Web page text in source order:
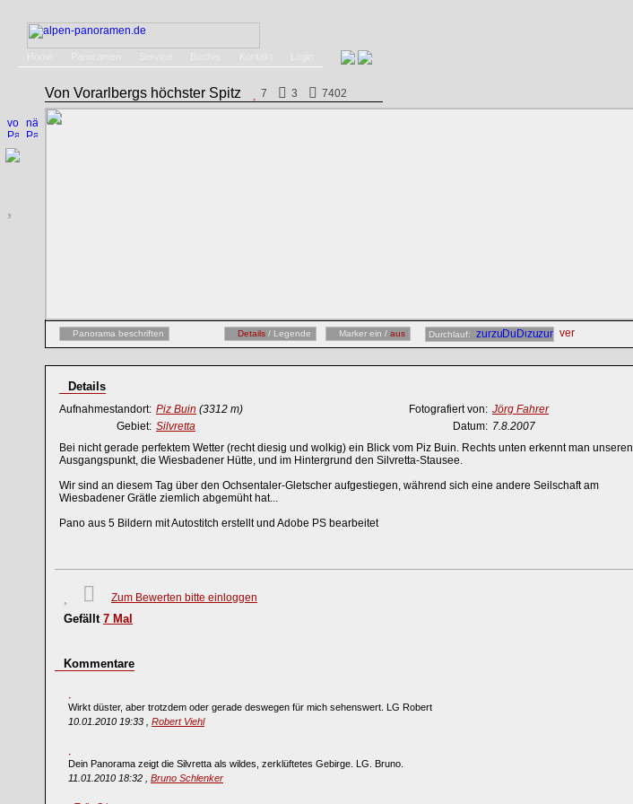
Von Vorarlbergs höchster Spitz 7 3 7402
Panorama beschriften Details / Legende Marker ein / aus Durchlauf:
Details
Aufnahmestandort: Piz Buin (3312 m) Fotografiert von: Jörg Fahrer
Gebiet: Silvretta Datum: 7.8.2007
Bei nicht gerade perfektem Wetter (recht diesig und wolkig) ein Blick vom Piz Buin. Rechts unten erkennt man unseren
Ausgangspunkt, die Wiesbadener Hütte, und im Hintergrund den Silvretta-Stausee.
Wir sind an diesem Tag über den Ochsentaler-Gletscher aufgestiegen, während sich eine andere Seilschaft am
Wiesbadener Grätle ziemlich abgemüht hat...
Pano aus 5 Bildern mit Autostitch erstellt und Adobe PS bearbeitet
Zum Bewerten bitte einloggen
Gefällt 7 Mal
Kommentare
Wirkt düster, aber trotzdem oder gerade deswegen für mich sehenswert. LG Robert
10.01.2010 19:33 , Robert Viehl
Dein Panorama zeigt die Silvretta als wildes, zerklüftetes Gebirge. LG. Bruno.
11.01.2010 18:32 , Bruno Schlenker